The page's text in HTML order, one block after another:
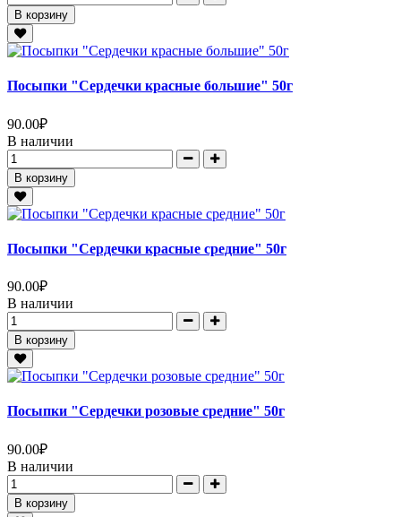
В корзину
Посыпки "Сердечки красные большие" 50г
90.00₽
В наличии
В корзину
Посыпки "Сердечки красные средние" 50г
90.00₽
В наличии
В корзину
Посыпки "Сердечки розовые средние" 50г
90.00₽
В наличии
В корзину